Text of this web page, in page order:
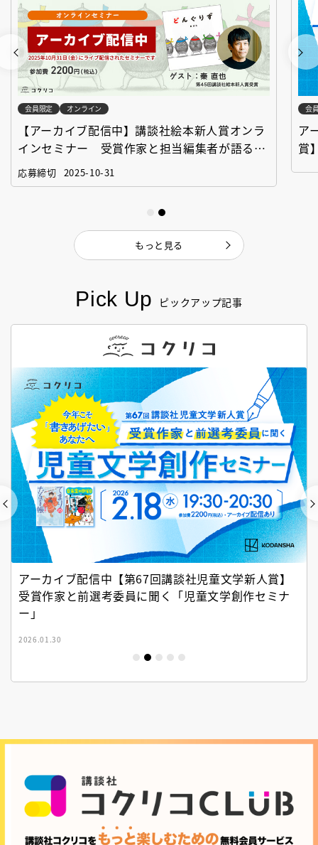
Pick Up ピックアップ記事
アーカイブ配信中【第67回講談社児童文学新人賞】
受賞作家と前選考委員に聞く「児童文学創作セミナ
ー」
2026.01.30
会員限定 オンライン
【アーカイブ配信中】講談社絵本新人賞オンラ
インセミナー 受賞作家と担当編集者が語る
「絵本創作実践講座」
応募締切 2025-10-31
会
ア
賞
もっと見る